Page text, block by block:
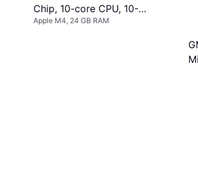
Chip, 10-core CPU, 10-
core GPU, 24GB Unified
Apple M4, 24 GB RAM